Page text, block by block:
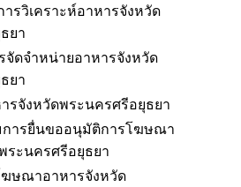
รวิเคราะห์อาหารจังหวัด
ยา
ดจำหน่ายอาหารจังหวัด
ยา
รจังหวัดพระนครศรีอยุธยา
ารยื่นขออนุมัติการโฆษณา
ระนครศรีอยุธยา
ษณาอาหารจังหวัด